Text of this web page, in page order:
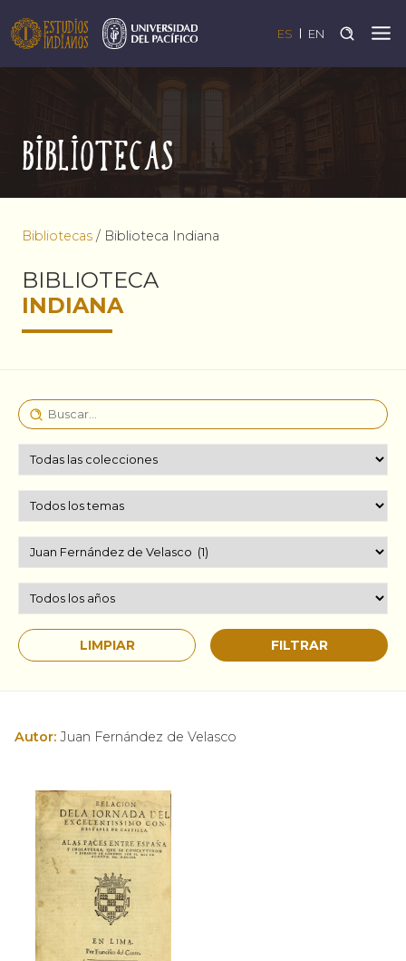
ES EN
Bibliotecas
Bibliotecas / Biblioteca Indiana
BIBLIOTECA
INDIANA
Autor: Juan Fernández de Velasco